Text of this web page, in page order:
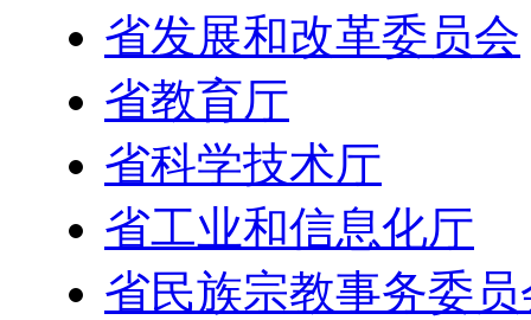
省发展和改革委员会
省教育厅
省科学技术厅
省工业和信息化厅
省民族宗教事务委员